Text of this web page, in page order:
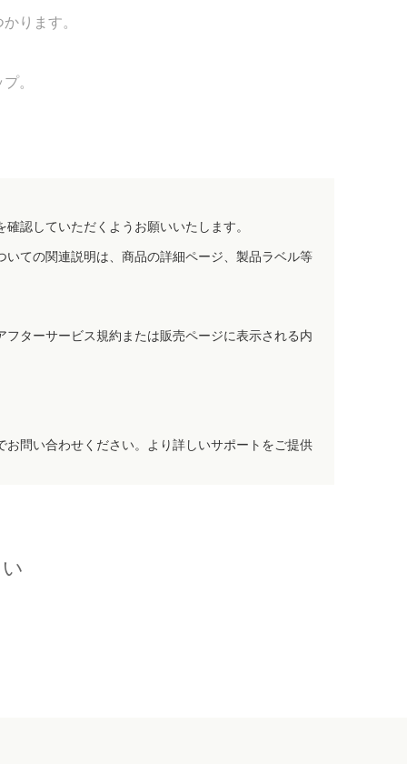
ります。
。
認していただくようお願いいたします。
ての関連説明は、商品の詳細ページ、製品ラベル等
ターサービス規約または販売ページに表示される内
問い合わせください。より詳しいサポートをご提供